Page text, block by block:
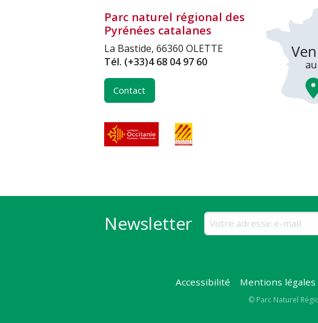
Parc naturel régional des
Pyrénées catalanes
La Bastide, 66360 OLETTE
Tél. (+33)4 68 04 97 60
Contact
Newsletter
Accessibilité Mentions légales
Copyright
© Parc Naturel